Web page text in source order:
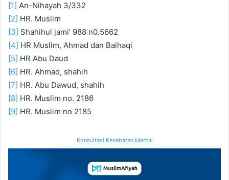
[1] An-Nihayah 3/332
[2] HR. Muslim
[3] Shahihul jami’ 988 n0.5662
[4] HR Muslim, Ahmad dan Baihaqi
[5] HR Abu Daud
[6] HR. Ahmad, shahih
[7] HR. Abu Dawud, shahih
[8] HR. Muslim no. 2186
[9] HR. Muslim no 2185
Konsultasi Kesehatan Mental